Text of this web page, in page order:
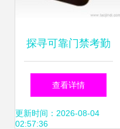
探寻可靠门禁考勤
器材与系统 批发厂
家直供下的品牌典
查看详情
更新时间：2026-08-04
02:57:36